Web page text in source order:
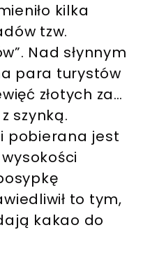
kilka
tzw.
Nad słynnym
para turystów
złotych za…
szynką.
pobierana jest
to tym,
kakao do